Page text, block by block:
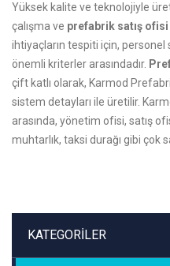
Yüksek kalite ve teknolojiyle
çalışma ve prefabrik satış ofisi
ihtiyaçların tespiti için, personel
önemli kriterler arasındadır.
çift katlı olarak, Karmod
sistem detayları ile üretilir.
arasında, yönetim ofisi, satış
muhtarlık, taksi durağı gibi çok
KATEGORILER